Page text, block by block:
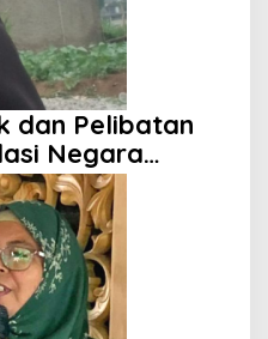
dan Pelibatan
Negara